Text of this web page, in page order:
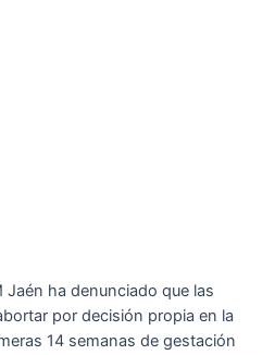
Jaén ha denunciado que las
por decisión propia en la
14 semanas de gestación